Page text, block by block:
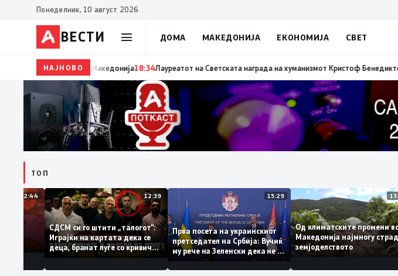
Понеделник, 10 август 2026
ВЕСТИ ДОМА МАКЕДОНИЈА ЕКОНОМИЈА СВЕТ
НАЈНОВО19:09Петрушевски: Левица да престане со лекции за морал и да каже што направила за
ТОП
12:44 12:39
СДСМ си го штити „талогот“:
Играјќи на картата дека се
деца, бранат луѓе со кривични
досиеја
15:29
Прва посета на украинскиот
претседател на Србија: Вучиќ
му рече на Зеленски дека не е
оптимист за патот кон ЕУ на
Белград
Од климатските
Македонија најмногу
земјоделството